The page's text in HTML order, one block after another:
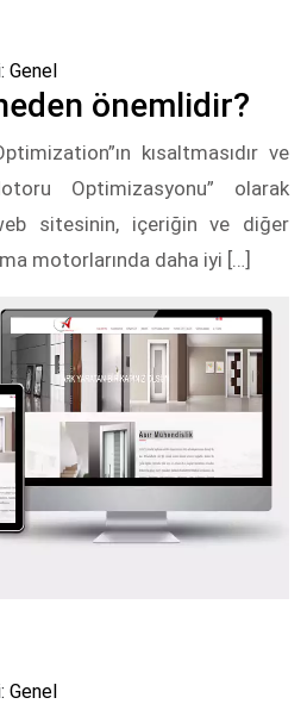
Genel
önemlidir?
kısaltmasıdır ve
Optimizasyonu” olarak
sitesinin, içeriğin ve diğer
motorlarında daha iyi […]
Genel